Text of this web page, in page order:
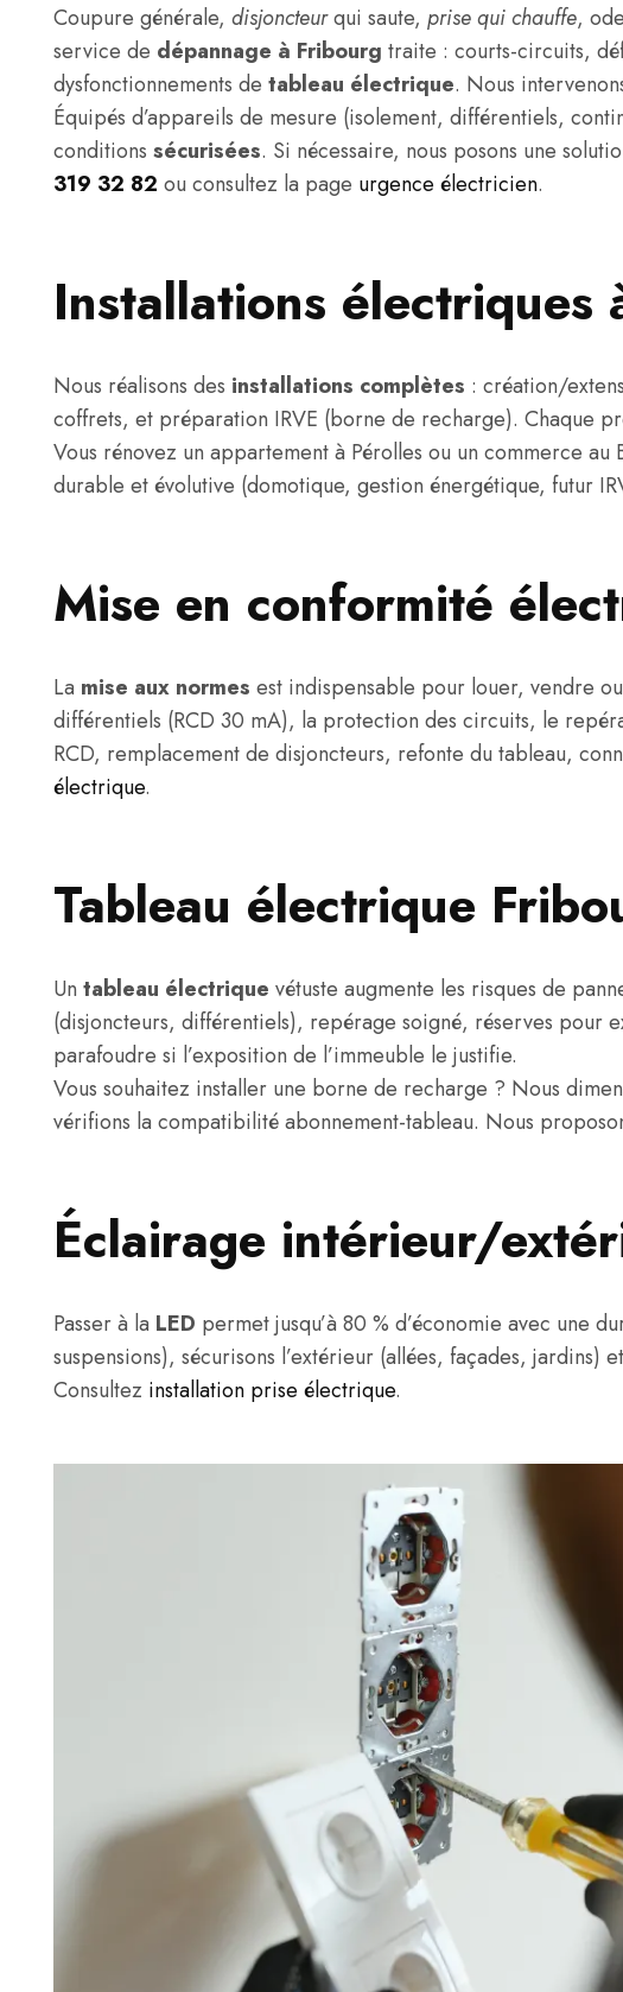
Coupure générale, disjoncteurqui saute, prise qui chauffe,
service de dépannage à Fribourg traite : courts-circuits,
dysfonctionnements de tableau électrique. Nous
Équipés d’appareils de mesure (isolement, différentiels,
conditions sécurisées. Si nécessaire, nous posons une
319 32 82 ou consultez la page urgence électricien.
Installations
Nous réalisons des installations complètes : création/
coffrets, et préparation IRVE (borne de recharge). Chaque
Vous rénovez un appartement à Pérolles ou un commerce
durable et évolutive (domotique, gestion énergétique, futur
Mise en conformité
La mise aux normes est indispensable pour louer, vendre
différentiels (RCD 30 mA), la protection des circuits, le
RCD, remplacement de disjoncteurs, refonte du tableau,
électrique.
Tableau électrique
Un tableau électrique vétuste augmente les risques de
(disjoncteurs, différentiels), repérage soigné, réserves pour
parafoudre si l’exposition de l’immeuble le justifie.
Vous souhaitez installer une borne de recharge ? Nous
vérifions la compatibilité abonnement-tableau. Nous
Éclairage intérieur/
Passer à la LED permet jusqu’à 80 % d’économie avec une
suspensions), sécurisons l’extérieur (allées, façades, jardins)
Consultez installation prise électrique.